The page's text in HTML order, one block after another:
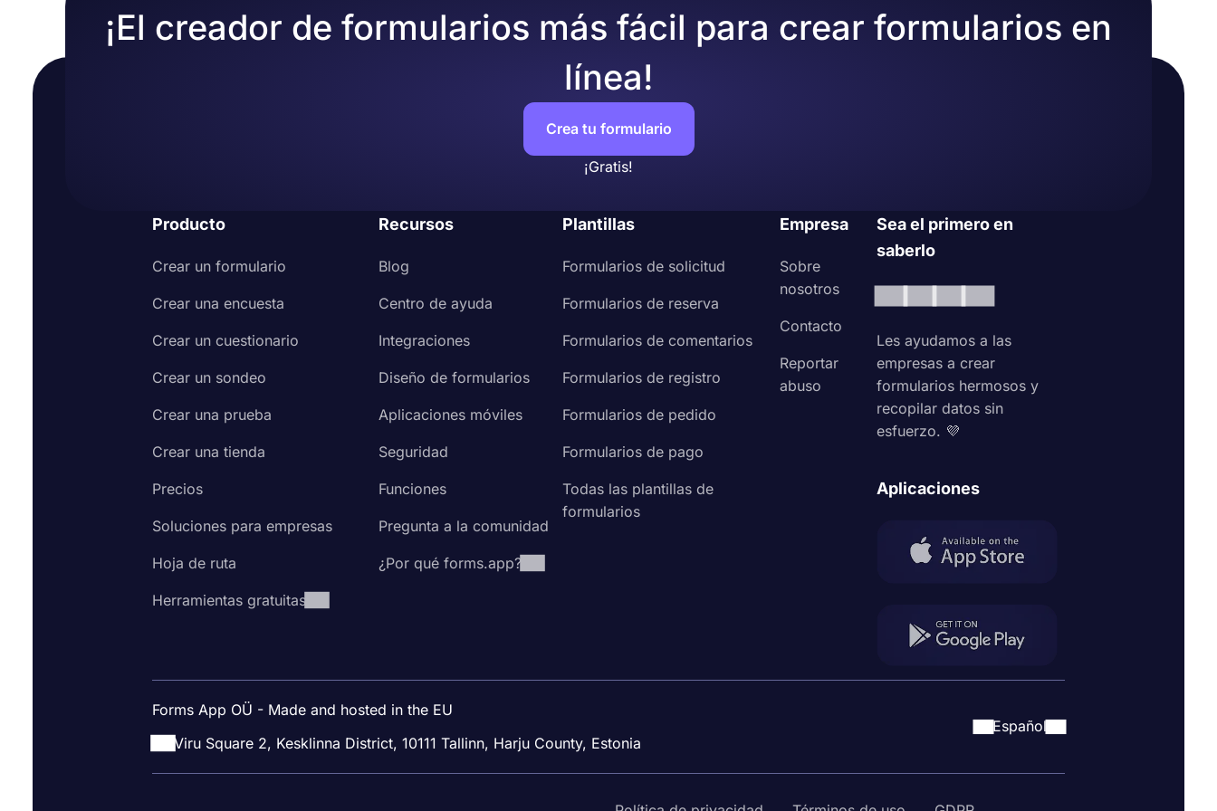
¡El creador de formularios más fácil para crear formularios en
línea!
Crea tu formulario
¡Gratis!
Producto
Crear un formulario
Crear una encuesta
Crear un cuestionario
Crear un sondeo
Crear una prueba
Crear una tienda
Precios
Soluciones para empresas
Hoja de ruta
Herramientas gratuitas
Recursos
Blog
Centro de ayuda
Integraciones
Diseño de formularios
Aplicaciones móviles
Seguridad
Funciones
Pregunta a la comunidad
¿Por qué forms.app?
Plantillas
Formularios de solicitud
Formularios de reserva
Formularios de comentarios
Formularios de registro
Formularios de pedido
Formularios de pago
Todas las plantillas de
formularios
Empresa
Sobre
nosotros
Contacto
Reportar
abuso
Sea el primero en
saberlo
Les ayudamos a las
empresas a crear
formularios hermosos y
recopilar datos sin
esfuerzo. 💜
Aplicaciones
Forms App OÜ - Made and hosted in the EU
Viru Square 2, Kesklinna District, 10111 Tallinn, Harju County, Estonia
Español